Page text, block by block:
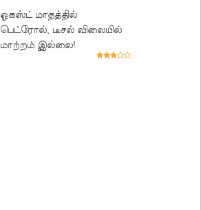
ஓகஸ்ட் மாதத்தில்
பெட்ரோல், டீசல் விலையில்
மாற்றம் இல்லை!